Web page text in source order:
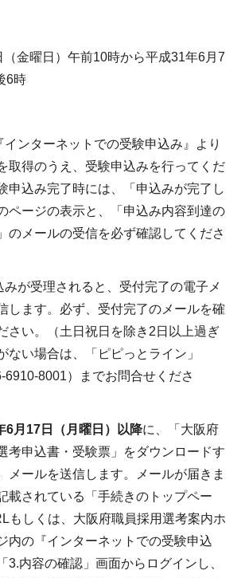
金曜日）午前10時から平成31年6月7
6時
ンターネットでの受験申込み』より
取得のうえ、受験申込みを行ってくだ
申込み完了時には、「申込みが完了し
ページの表示と、「申込み内容到達の
のメールの受信を必ず確認してくださ
が受理されると、受付完了の電子メ
します。必ず、受付完了のメールを確
さい。（土日祝日を除き2日以上過ぎ
ない場合は、「ピピっとライン」
6910-8001）までお問合せくださ
6月17日（月曜日）以降に、「大阪府
考申込書・受験票」をダウンロードす
メールを送信します。メールが届きま
載されている「手続きのトップペー
もしくは、大阪府職員採用選考案内ホ
内の『インターネットでの受験申込
3.内容の確認」画面からログインし、